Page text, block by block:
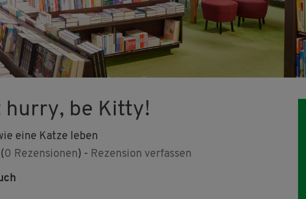
hurry, be Kitty!
eine Katze leben
(0 Rezensionen) - Rezension verfassen